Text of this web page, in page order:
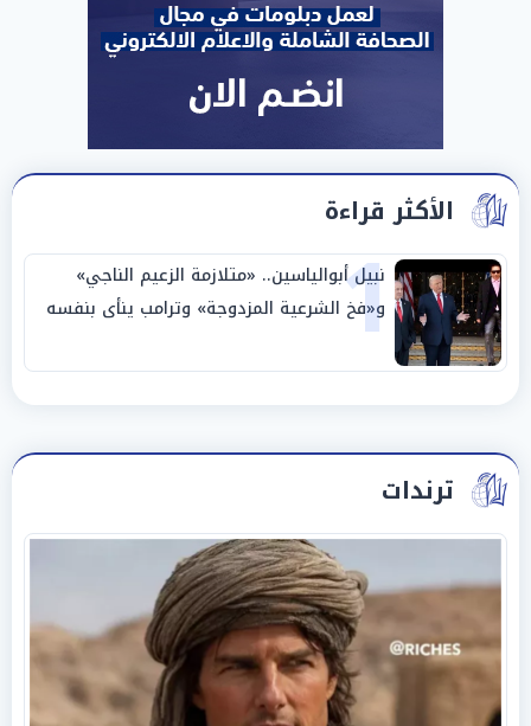
الأكثر قراءة
1
نبيل أبوالياسين.. «متلازمة الزعيم الناجي»
و«فخ الشرعية المزدوجة» وترامب ينأى بنفسه
وحليفه في «ميتم استراتيجي»
ترندات